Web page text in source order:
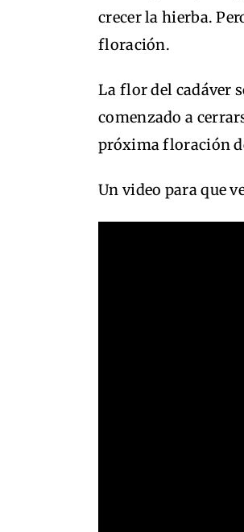
crecer la hierba.
floración.
La flor del cadáver
comenzado a
próxima floración
Un video para que